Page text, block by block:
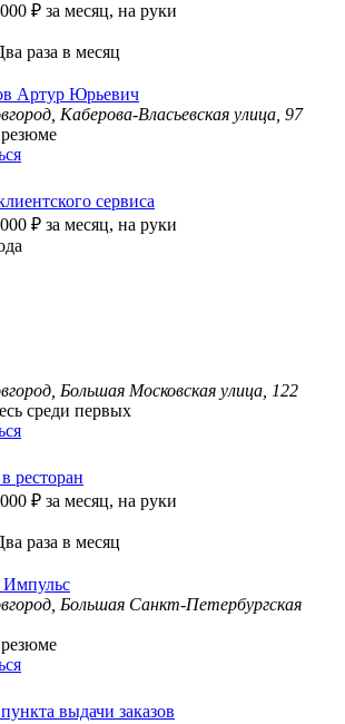
₽ за месяц, на руки
раза в месяц
Артур Юрьевич
Каберова-Власьевская улица, 97
сервиса
₽ за месяц, на руки
Большая Московская улица, 122
среди первых
ресторан
₽ за месяц, на руки
раза в месяц
Большая Санкт-Петербургская
выдачи заказов